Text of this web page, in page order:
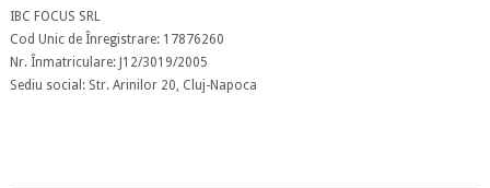
IBC FOCUS SRL
Cod Unic de Înregistrare: 17876260
Nr. Înmatriculare: J12/3019/2005
Sediu social: Str. Arinilor 20, Cluj-Napoca